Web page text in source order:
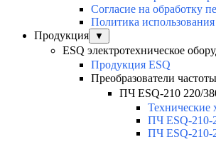
Согласие на обработку
Политика
Продукция
▼
ESQ электротехническое
Продукция ESQ
Преобразователи
ПЧ ESQ-210 220/
Технические
ПЧ ESQ-210-
ПЧ ESQ-210-